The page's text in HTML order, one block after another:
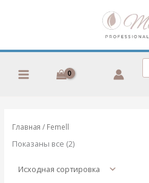
Главная / Femell
Показаны все (2)